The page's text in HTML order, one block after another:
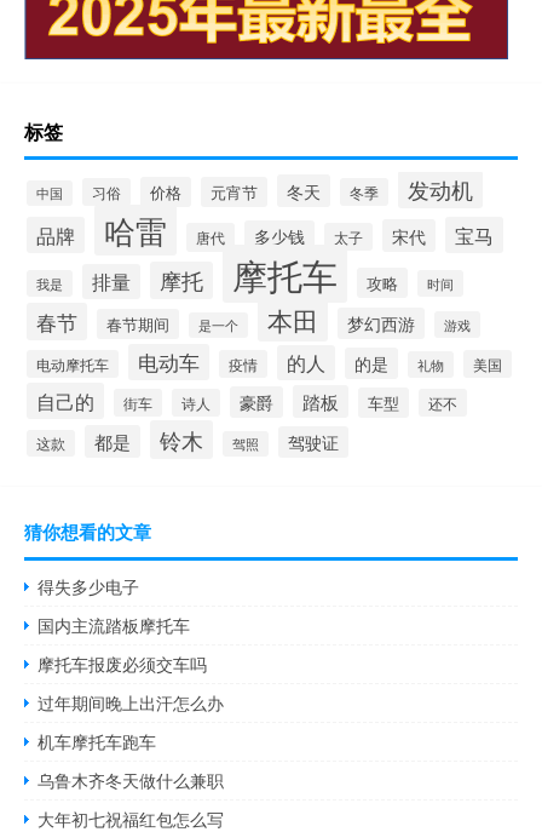
标签
中国 习俗 价格 元宵节 冬天 冬季 发动机
品牌 哈雷 唐代 多少钱 太子 宋代 宝马
我是 排量 摩托 摩托车 攻略 时间
春节 春节期间 是一个 本田 梦幻西游 游戏
电动摩托车 电动车 疫情 的人 的是 礼物 美国
自己的 街车 诗人 豪爵 踏板 车型 还不
这款 都是 铃木 驾照 驾驶证
猜你想看的文章
得失多少电子
国内主流踏板摩托车
摩托车报废必须交车吗
过年期间晚上出汗怎么办
机车摩托车跑车
乌鲁木齐冬天做什么兼职
大年初七祝福红包怎么写